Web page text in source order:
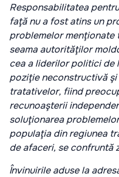
Responsabilitatea
faţă nu a fost atins un
problemelor menţionate
seama autorităţilor
cea a liderilor politici de
poziţie neconstructivă
tratativelor, fiind
recunoaşterii
soluţionarea
populaţia din regiunea
de afaceri, se confruntă
Învinuirile aduse la